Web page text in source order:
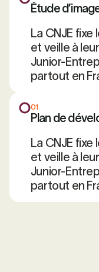
Étude
La CNJE
et veille à
Junior-
partout en
01
Plan de
La CNJE
et veille à
Junior-
partout en